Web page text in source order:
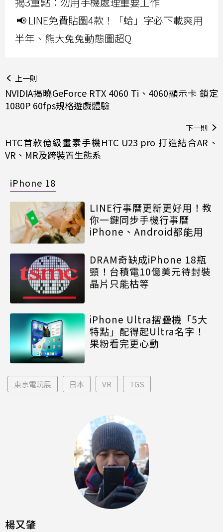
📢 LINE免費貼圖4款！「蛤」字必下載爽用
半年、熊大兔兔動態圖超Q
上一則
NVIDIA揭曉GeForce RTX 4060 Ti、4060顯示卡 鎖定
1080P 60fps規格遊戲體驗
下一則
HTC首款億級畫素手機HTC U23 pro 打造結合AR、
VR、MR及跨裝置生態系
iPhone 18
LINE行事曆更新更好用！教
你一鍵同步手機行事曆
iPhone、Android都能用
DRAM奇缺成iPhone 18瓶
頸！台積電10億美元待封裝
晶片只能枯等
iPhone Ultra摺疊機「5大
特點」配得起Ultra名字！
果粉看完更心動
東京電玩展 日本 VR TGS
楊又肇